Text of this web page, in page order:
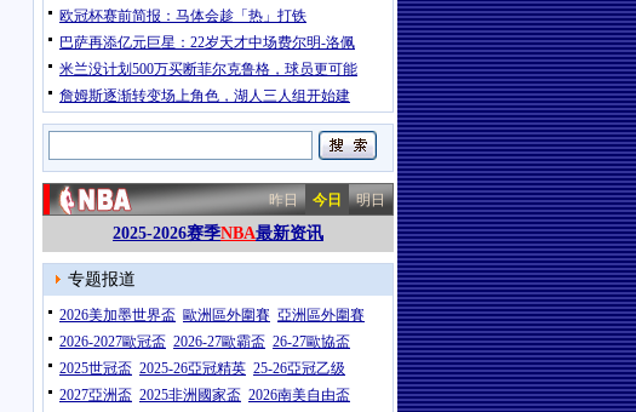
欧冠杯赛前简报：马体会趁「热」打铁
巴萨再添亿元巨星：22岁天才中场费尔明-洛佩
米兰没计划500万买断菲尔克鲁格，球员更可能
詹姆斯逐渐转变场上角色，湖人三人组开始建
昨日 今日 明日
2025-2026赛季NBA最新资讯
专题报道
2026美加墨世界盃 歐洲區外圍賽 亞洲區外圍賽
2026-2027歐冠盃 2026-27歐霸盃 26-27歐協盃
2025世冠盃 2025-26亞冠精英 25-26亞冠乙级
2027亞洲盃 2025非洲國家盃 2026南美自由盃